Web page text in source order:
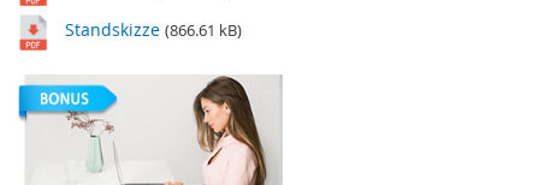
Standskizze (866.61 kB)